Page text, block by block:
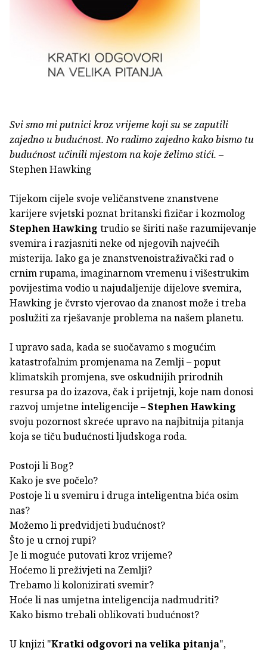
Svi smo mi putnici kroz vrijeme koji su se zaputili
zajedno u budućnost. No radimo zajedno kako bismo tu
budućnost učinili mjestom na koje želimo stići. –
Stephen Hawking
Tijekom cijele svoje veličanstvene znanstvene
karijere svjetski poznat britanski fizičar i kozmolog
Stephen Hawking trudio se širiti naše razumijevanje
svemira i razjasniti neke od njegovih najvećih
misterija. Iako ga je znanstvenoistraživački rad o
crnim rupama, imaginarnom vremenu i višestrukim
povijestima vodio u najudaljenije dijelove svemira,
Hawking je čvrsto vjerovao da znanost može i treba
poslužiti za rješavanje problema na našem planetu.
I upravo sada, kada se suočavamo s mogućim
katastrofalnim promjenama na Zemlji – poput
klimatskih promjena, sve oskudnijih prirodnih
resursa pa do izazova, čak i prijetnji, koje nam donosi
razvoj umjetne inteligencije –Stephen Hawking
svoju pozornost skreće upravo na najbitnija pitanja
koja se tiču budućnosti ljudskoga roda.
Postoji li Bog?
Kako je sve počelo?
Postoje li u svemiru i druga inteligentna bića osim
nas?
Možemo li predvidjeti budućnost?
Što je u crnoj rupi?
Je li moguće putovati kroz vrijeme?
Hoćemo li preživjeti na Zemlji?
Trebamo li kolonizirati svemir?
Hoće li nas umjetna inteligencija nadmudriti?
Kako bismo trebali oblikovati budućnost?
U knjizi "Kratki odgovori na velika pitanja",